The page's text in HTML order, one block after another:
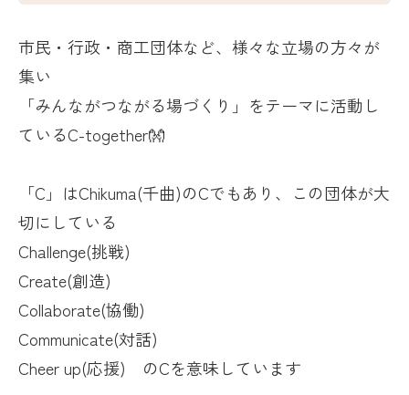
市民・行政・商工団体など、様々な立場の方々が
集い
「みんながつながる場づくり」をテーマに活動し
ているC-together👐
「C 」はChikuma(千曲)のCでもあり、この団体が大
切にしている
Challenge(挑戦)
Create(創造)
Collaborate(協働)
Communicate(対話)
Cheer up(応援) のCを意味しています